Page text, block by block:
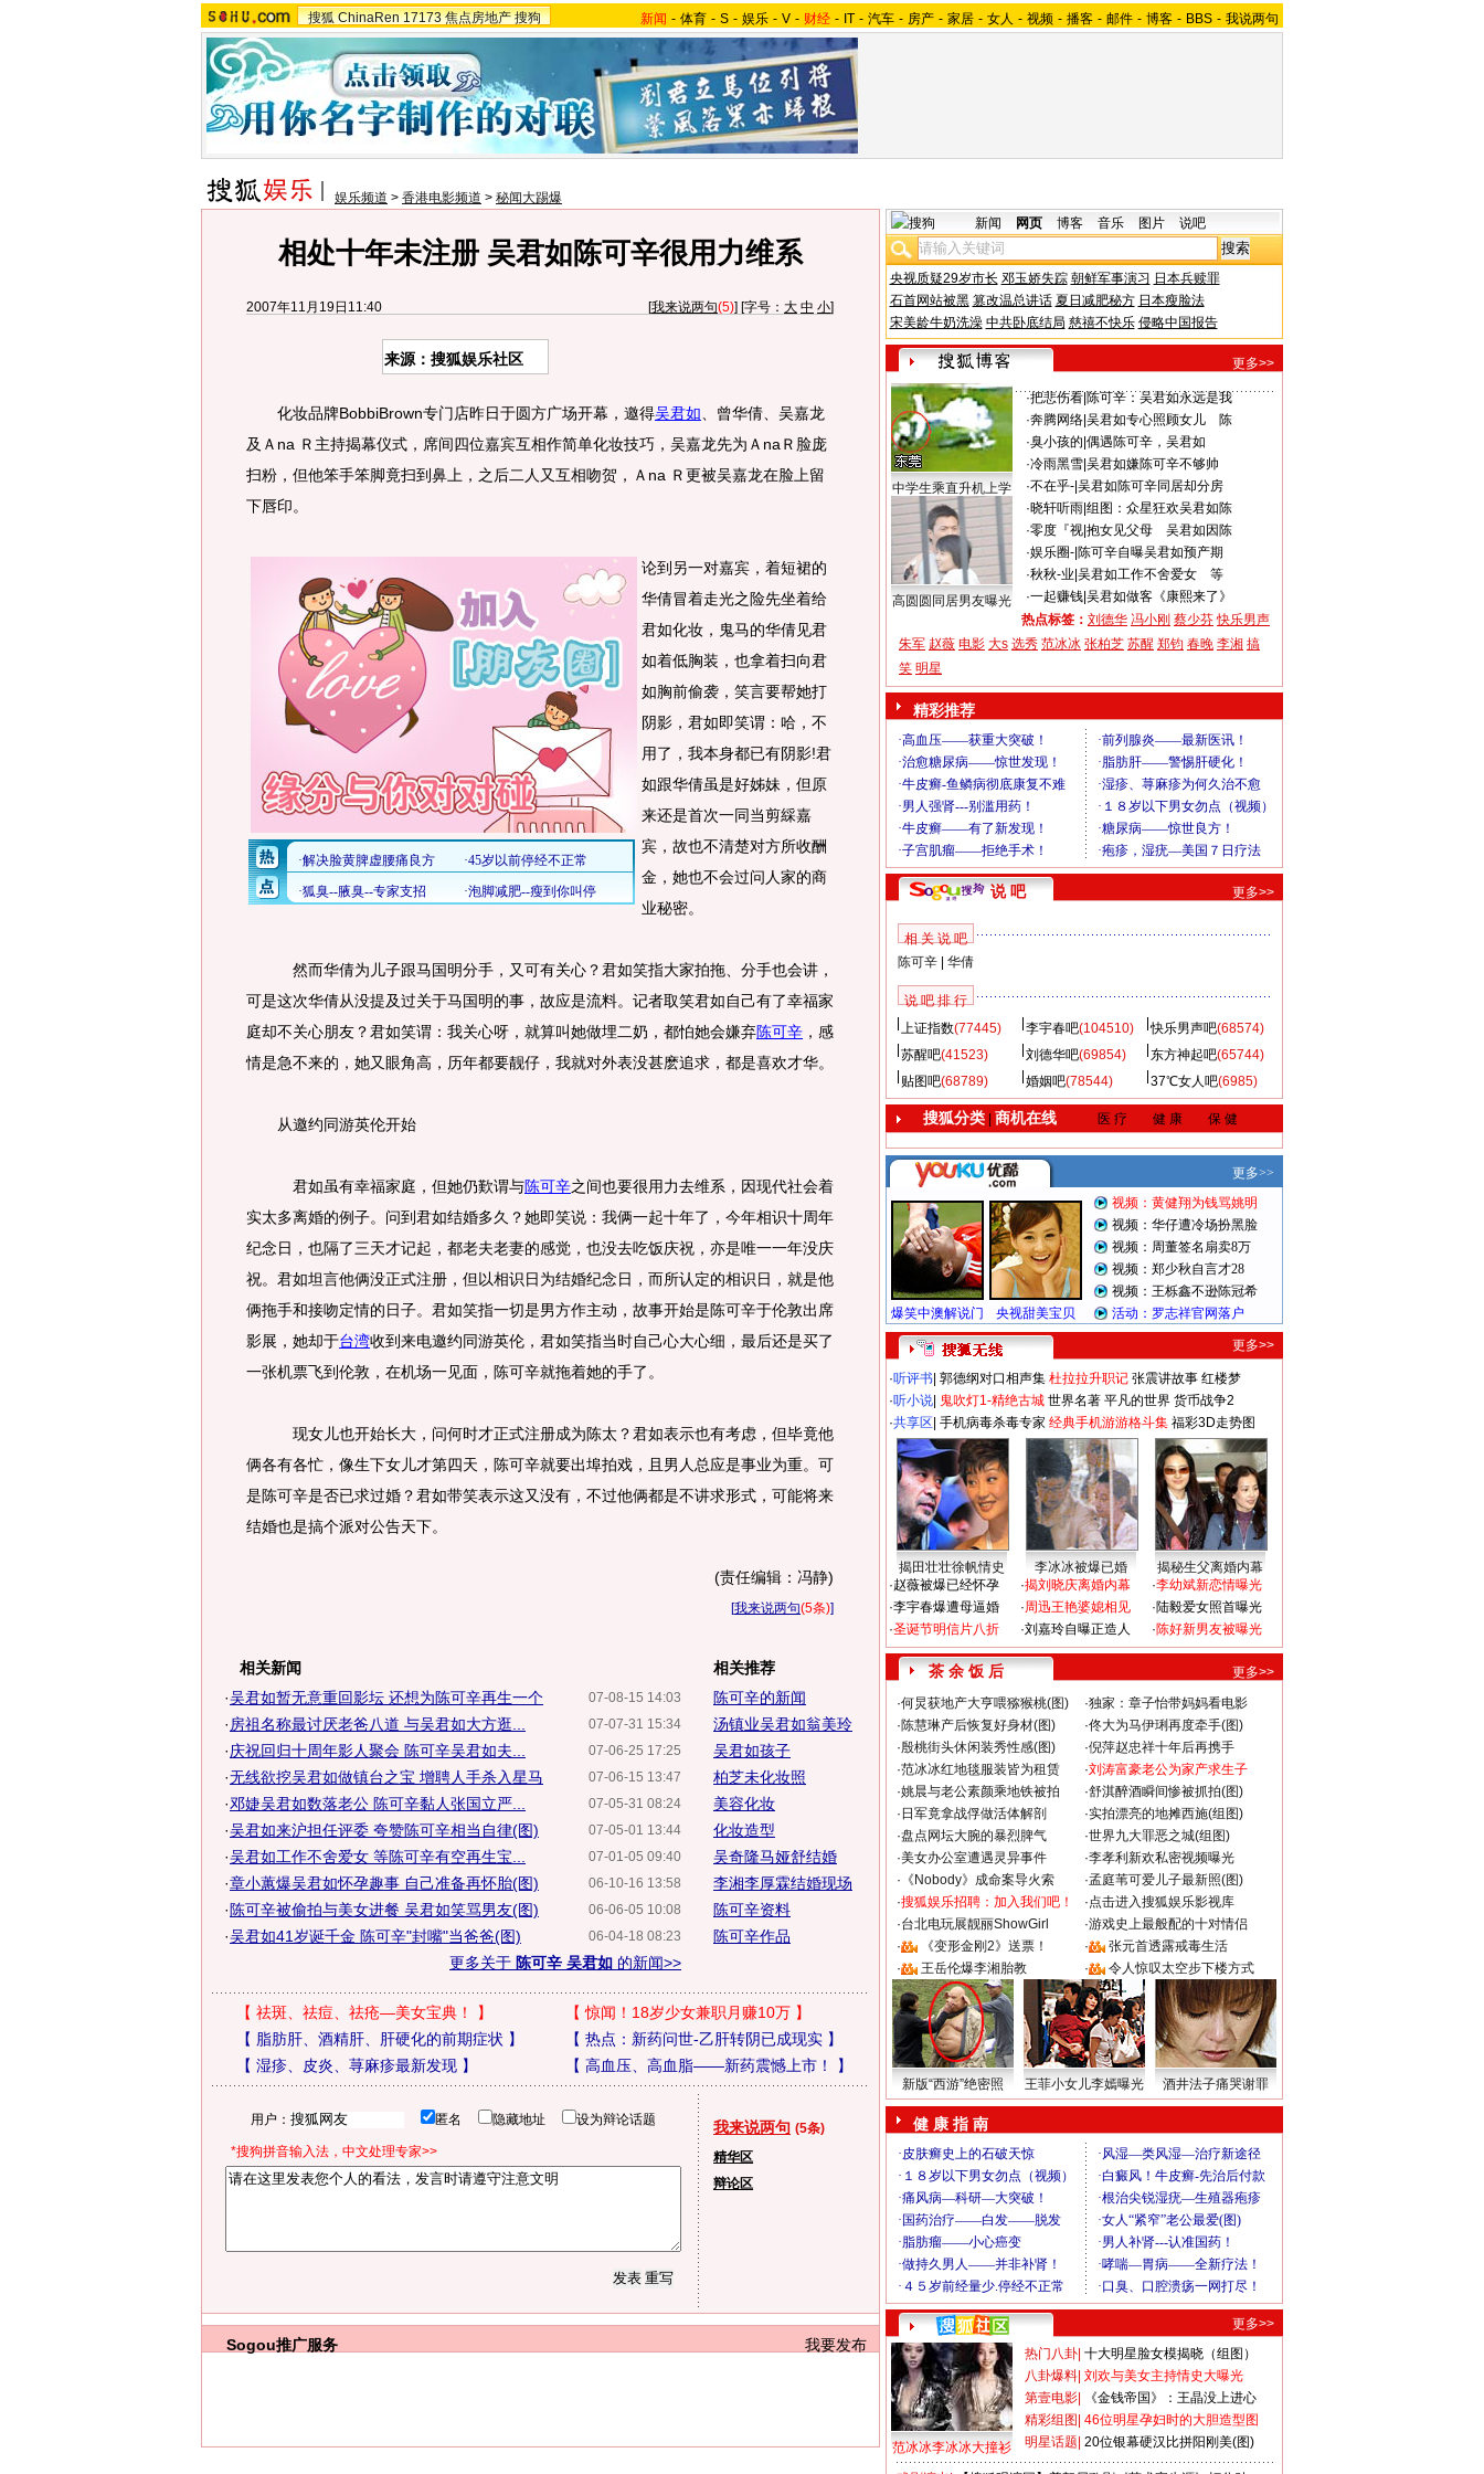
搜狐 ChinaRen 17173 焦点房地产 搜狗 新闻 - 体育 - S - 娱乐 - V - 财经 - IT - 汽车 - 房产 - 家居 - 女人 - 视频 - 播客 - 邮件 - 博客 - BBS - 我说两句
娱乐频道 > 香港电影频道 > 秘闻大踢爆
相处十年未注册 吴君如陈可辛很用力维系
2007年11月19日11:40 [我来说两句(5)] [字号： 大 中 小]
来源：搜狐娱乐社区
化妆品牌BobbiBrown专门店昨日于圆方广场开幕，邀得吴君如 、曾华倩、吴嘉龙
及Ａna Ｒ主持揭幕仪式，席间四位嘉宾互相作简单化妆技巧，吴嘉龙先为ＡnaＲ脸庞
扫粉，但他笨手笨脚竟扫到鼻上，之后二人又互相吻贺，Ａna Ｒ更被吴嘉龙在脸上留
下唇印。
论到另一对嘉宾，着短裙的
华倩冒着走光之险先坐着给
君如化妆，鬼马的华倩见君
如着低胸装，也拿着扫向君
如胸前偷袭，笑言要帮她打
阴影，君如即笑谓：哈，不
用了，我本身都已有阴影!君
如跟华倩虽是好姊妹，但原
来还是首次一同当剪綵嘉
宾，故也不清楚对方所收酬
金，她也不会过问人家的商
业秘密。
然而华倩为儿子跟马国明分手，又可有关心？君如笑指大家拍拖、分手也会讲，
可是这次华倩从没提及过关于马国明的事，故应是流料。记者取笑君如自己有了幸福家
庭却不关心朋友？君如笑谓：我关心呀，就算叫她做埋二奶，都怕她会嫌弃陈可辛 ，感
情是急不来的，她又眼角高，历年都要靓仔，我就对外表没甚麽追求，都是喜欢才华。
从邀约同游英伦开始
君如虽有幸福家庭，但她仍歎谓与陈可辛之间也要很用力去维系，因现代社会着
实太多离婚的例子。问到君如结婚多久？她即笑说：我俩一起十年了，今年相识十周年
纪念日，也隔了三天才记起，都老夫老妻的感觉，也没去吃饭庆祝，亦是唯一一年没庆
祝。君如坦言他俩没正式注册，但以相识日为结婚纪念日，而所认定的相识日，就是他
俩拖手和接吻定情的日子。君如笑指一切是男方作主动，故事开始是陈可辛于伦敦出席
影展，她却于台湾收到来电邀约同游英伦，君如笑指当时自己心大心细，最后还是买了
一张机票飞到伦敦，在机场一见面，陈可辛就拖着她的手了。
现女儿也开始长大，问何时才正式注册成为陈太？君如表示也有考虑，但毕竟他
俩各有各忙，像生下女儿才第四天，陈可辛就要出埠拍戏，且男人总应是事业为重。可
是陈可辛是否已求过婚？君如带笑表示这又没有，不过他俩都是不讲求形式，可能将来
结婚也是搞个派对公告天下。
(责任编辑：冯静)
[我来说两句(5条)]
相关新闻
07-08-15 14:03
·吴君如暂无意重回影坛 还想为陈可辛再生一个
07-07-31 15:34
· 房祖名称最讨厌老爸八道 与吴君如大方逛...
07-06-25 17:25
·庆祝回归十周年影人聚会 陈可辛吴君如夫...
07-06-15 13:47
·无线欲挖吴君如做镇台之宝 增聘人手杀入星马
07-05-31 08:24
·邓婕吴君如数落老公 陈可辛黏人张国立严...
07-05-01 13:44
·吴君如来沪担任评委 夸赞陈可辛相当自律(图)
07-01-05 09:40
·吴君如工作不舍爱女 等陈可辛有空再生宝...
06-10-16 13:58
·章小蕙爆吴君如怀孕趣事 自己准备再怀胎(图)
06-06-05 10:08
· 陈可辛被偷拍与美女进餐 吴君如笑骂男友(图)
06-04-18 08:23
·吴君如41岁诞千金 陈可辛"封嘴"当爸爸(图)
更多关于 陈可辛 吴君如 的新闻>>
相关推荐
陈可辛的新闻
汤镇业吴君如翁美玲
吴君如孩子
柏芝未化妆照
美容化妆
化妆造型
吴奇隆马娅舒结婚
李湘李厚霖结婚现场
陈可辛资料
陈可辛作品
【 祛斑、祛痘、祛疮—美女宝典！ 】 【惊闻！18岁少女兼职月赚10万】
【 脂肪肝、酒精肝、肝硬化的前期症状 】 【 热点：新药问世-乙肝转阴已成现实】
【 湿疹、皮炎、荨麻疹最新发现】 【 高血压、高血脂——新药震憾上市！ 】
用户： 匿名 隐藏地址 设为辩论话题
*搜狗拼音输入法，中文处理专家>>
我来说两句 (5条)
精华区
辩论区
我要发布
Sogou推广服务
新闻 网页 博客 音乐 图片 说吧
央视质疑29岁市长 邓玉娇失踪 朝鲜军事演习 日本兵赎罪
石首网站被黑 篡改温总讲话 夏日减肥秘方 日本瘦脸法
宋美龄牛奶洗澡 中共卧底结局 慈禧不快乐 侵略中国报告
更多>>
中学生乘直升机上学
高圆圆同居男友曝光
·把悲伤看| 陈可辛：吴君如永远是我
·奔腾网络| 吴君如专心照顾女儿 陈
·臭小孩的 偶遇陈可辛，吴君如
·冷雨黑雪| 吴君如嫌陈可辛不够帅
·不在乎-| 吴君如陈可辛同居却分房
·晓轩听雨| 组图：众星狂欢吴君如陈
·零度『视| 抱女见父母 吴君如因陈
·娱乐圈-| 陈可辛自曝吴君如预产期
·秋秋-业 吴君如工作不舍爱女 等
·一起赚钱| 吴君如做客《康熙来了》
热点标签： 刘德华 冯小刚 蔡少芬 快乐男声
朱军 赵薇 电影 大s 选秀 范冰冰 张柏芝 苏醒 郑钧 春晚 李湘 搞
笑 明星
精彩推荐
说 吧 更多>>
相 关 说 吧
陈可辛| 华倩
说 吧 排 行
上证指数(77445) 李宇春吧(104510) 快乐男声吧(68574)
苏醒吧(41523) 刘德华吧(69854) 东方神起吧(65744)
贴图吧(68789) 婚姻吧(78544) 37℃女人吧(6985)
搜狐分类| 商机在线 医 疗 健 康 保 健
更多>>
·听评书 郭德纲对口相声集 杜拉拉升职记 张震讲故事 红楼梦
·听小说 鬼吹灯1-精绝古城 世界名著 平凡的世界 货币战争2
·共享区 手机病毒杀毒专家 经典手机游游格斗集 福彩3D走势图
揭田壮壮徐帆情史 李冰冰被爆已婚
揭秘生父离婚内幕
·赵薇被爆已经怀孕
·李宇春爆遭母逼婚
·圣诞节明信片八折
·揭刘晓庆离婚内幕
·周迅王艳婆媳相见
·刘嘉玲自曝正造人
·李幼斌新恋情曝光
·陆毅爱女照首曝光
·陈好新男友被曝光
茶 余 饭 后
更多>>
·何炅获地产大亨喂猕猴桃(图) ·独家：章子怡带妈妈看电影
·陈慧琳产后恢复好身材(图) ·佟大为马伊琍再度牵手(图)
·殷桃街头休闲装秀性感(图) ·倪萍赵忠祥十年后再携手
·范冰冰红地毯服装皆为租赁 ·刘涛富豪老公为家产求生子
·姚晨与老公素颜乘地铁被拍 ·舒淇醉酒瞬间惨被抓拍(图)
· 日军竟拿战俘做活体解剖 ·实拍漂亮的地摊西施(组图)
·盘点网坛大腕的暴烈脾气 ·世界九大罪恶之城(组图)
·美女办公室遭遇灵异事件 ·李孝利新欢私密视频曝光
· 《Nobody》成命案导火索 ·孟庭苇可爱儿子最新照(图)
·搜狐娱乐招聘：加入我们吧！ ·点击进入搜狐娱乐影视库
·台北电玩展靓丽ShowGirl ·游戏史上最般配的十对情侣
·
《变形金刚2》送票！ ·
张元首透露戒毒生活
·
王岳伦爆李湘胎教 · 令人惊叹太空步下楼方式
新版“西游”绝密照 王菲小女儿李嫣曝光 酒井法子痛哭谢罪
健 康 指 南
更多>>
范冰冰李冰冰大撞衫
热门八卦 十大明星脸女模揭晓（组图）
八卦爆料 刘欢与美女主持情史大曝光
第壹电影
《金钱帝国》：王晶没上进心
精彩组图 46位明星孕妇时的大胆造型图
明星话题 20位银幕硬汉比拼阳刚美(图)